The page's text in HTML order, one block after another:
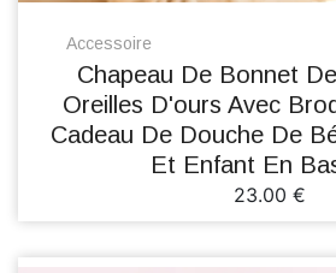
Accessoire
Chapeau De Bonnet
Oreilles D'ours Avec
Cadeau De Douche De
Et Enfant En
23.00 €